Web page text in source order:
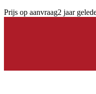
Prijs op aanvraag2 jaar